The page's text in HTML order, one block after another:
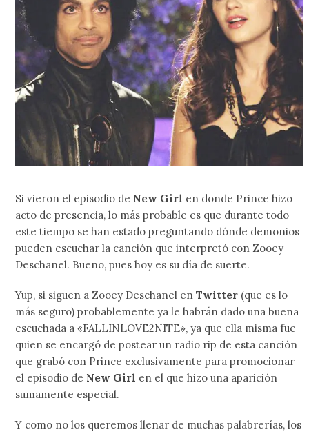
Si vieron el episodio de New Girl en donde Prince hizo
acto de presencia, lo más probable es que durante todo
este tiempo se han estado preguntando dónde demonios
pueden escuchar la canción que interpretó con Zooey
Deschanel. Bueno, pues hoy es su día de suerte.
Yup, si siguen a Zooey Deschanel enTwitter (que es lo
más seguro) probablemente ya le habrán dado una buena
escuchada a «FALLINLOVE2NITE», ya que ella misma fue
quien se encargó de postear un radio rip de esta canción
que grabó con Prince exclusivamente para promocionar
el episodio de New Girl en el que hizo una aparición
sumamente especial.
Y como no los queremos llenar de muchas palabrerías, los